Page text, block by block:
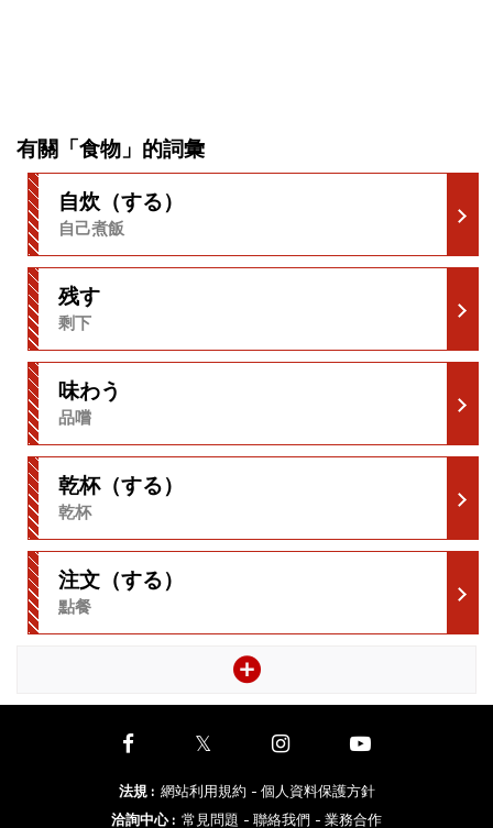
有關「食物」的詞彙
自炊（する）
自己煮飯
残す
剩下
味わう
品嚐
乾杯（する）
乾杯
注文（する）
點餐
法規: 網站利用規約 - 個人資料保護方針
洽詢中心: 常見問題 - 聯絡我們 - 業務合作